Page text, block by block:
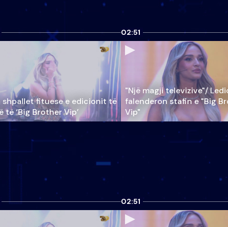
shpallet fituese e edicionit të
të ‘Big Brother Vip’
02:51
"Një magji televizive"/
falenderon stafin e "Big
Vip"
02:51